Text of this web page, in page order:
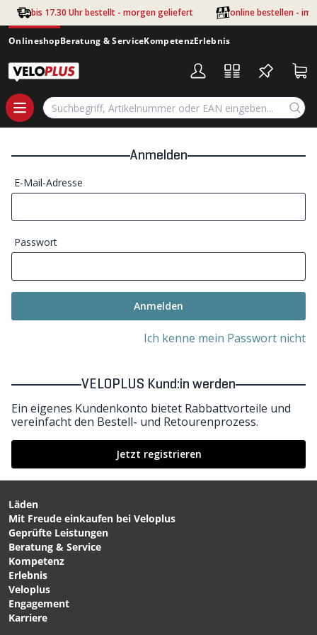
Zum Hauptinhalt springen
bis 17.30 Uhr bestellt - morgen geliefert online bestellen - im
OnlineshopBeratung & ServiceKompetenzErlebnis
Anmelden
E-Mail-Adresse
Passwort
Anmelden
Ich kenne mein Passwort nicht
VELOPLUS Kund:in werden
Ein eigenes Kundenkonto bietet Rabbattvorteile und
vereinfacht den Bestell- und Retourenprozess.
Jetzt registrieren
Läden
Mit Freude einkaufen bei Veloplus
Geprüfte Leistungen
Beratung & Service
Kompetenz
Erlebnis
Veloplus
Engagement
Karriere